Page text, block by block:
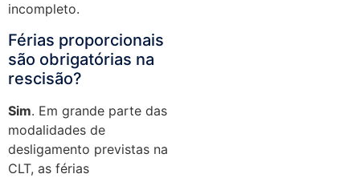
incompleto.
Férias proporcionais
são obrigatórias na
rescisão?
Sim. Em grande parte das
modalidades de
desligamento previstas na
CLT, as férias